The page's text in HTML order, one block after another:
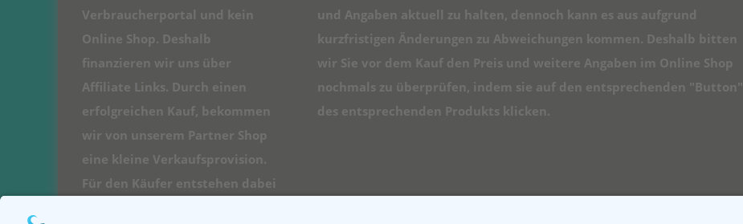
Verbraucherportal und kein
Online Shop. Deshalb
finanzieren wir uns über
Affiliate Links. Durch einen
erfolgreichen Kauf, bekommen
wir von unserem Partner Shop
eine kleine Verkaufsprovision.
Für den Käufer entstehen dabei
und Angaben aktuell zu halten, dennoch kann es aus aufgrund
kurzfristigen Änderungen zu Abweichungen kommen. Deshalb bitten
wir Sie vor dem Kauf den Preis und weitere Angaben im Online Shop
nochmals zu überprüfen, indem sie auf den entsprechenden "Button"
des entsprechenden Produkts klicken.